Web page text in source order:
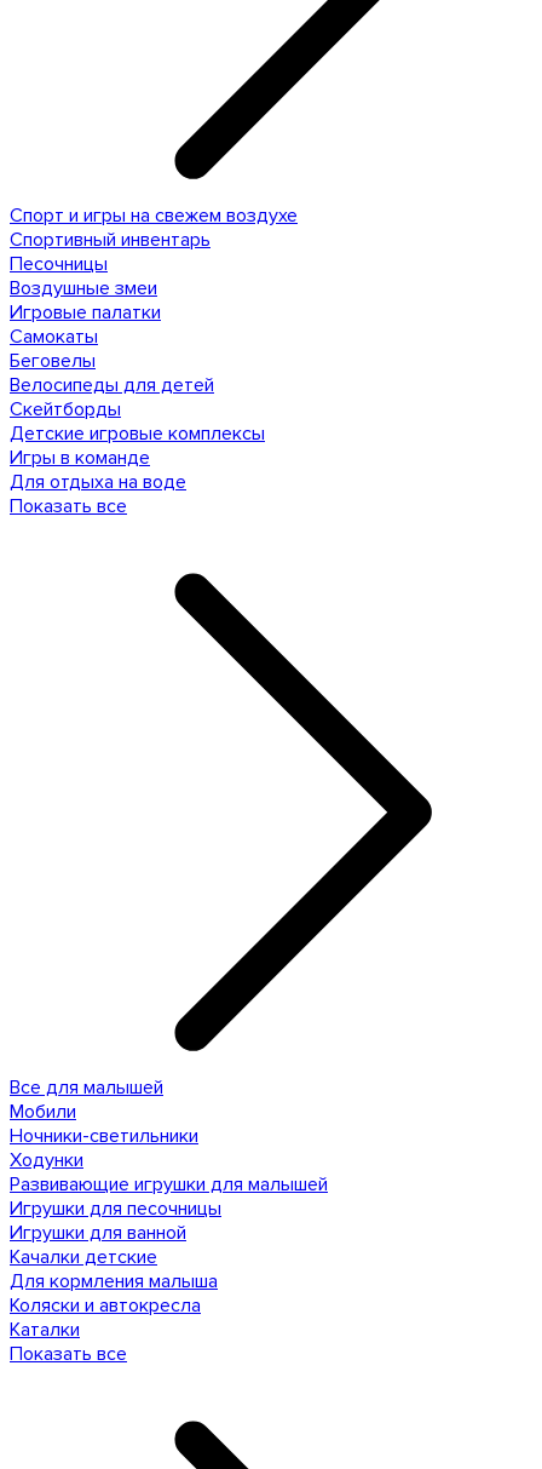
Спорт и игры на свежем воздухе
Спортивный инвентарь
Песочницы
Воздушные змеи
Игровые палатки
Самокаты
Беговелы
Велосипеды для детей
Скейтборды
Детские игровые комплексы
Игры в команде
Для отдыха на воде
Показать все
Все для малышей
Мобили
Ночники-светильники
Ходунки
Развивающие игрушки для малышей
Игрушки для песочницы
Игрушки для ванной
Качалки детские
Для кормления малыша
Коляски и автокресла
Каталки
Показать все